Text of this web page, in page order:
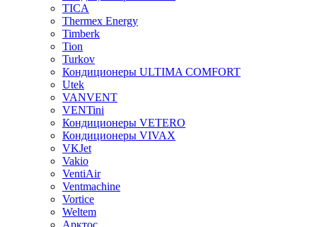
TICA
Thermex Energy
Timberk
Tion
Turkov
Кондиционеры ULTIMA COMFORT
Utek
VANVENT
VENTini
Кондиционеры VETERO
Кондиционеры VIVAX
VKJet
Vakio
VentiAir
Ventmachine
Vortice
Weltem
Арктос